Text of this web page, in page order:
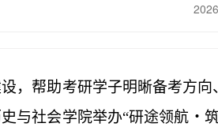
，帮助考研学子明晰备考方
与社会学院举办“研途领航